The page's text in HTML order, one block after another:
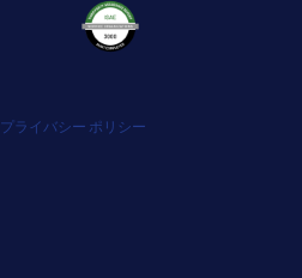
プライバシー ポリシー